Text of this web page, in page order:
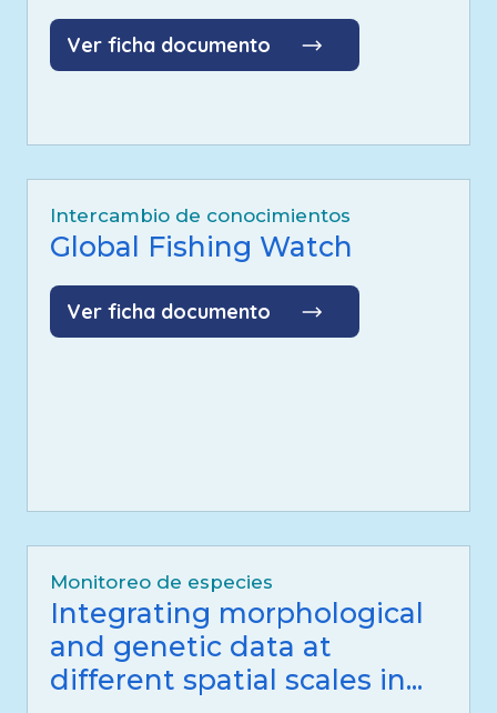
Ver ficha documento
Intercambio de conocimientos
Global Fishing Watch
Ver ficha documento
Monitoreo de especies
Integrating morphological
and genetic data at
different spatial scales in...